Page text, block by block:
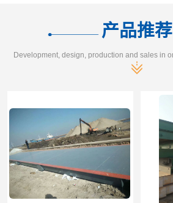
产品推荐